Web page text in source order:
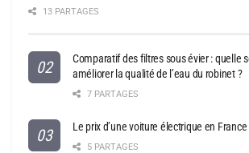
13 PARTAGES
Comparatif des filtres sous évier : quelle
améliorer la qualité de l’eau du robinet ?
7 PARTAGES
Le prix d’une voiture électrique en France
5 PARTAGES